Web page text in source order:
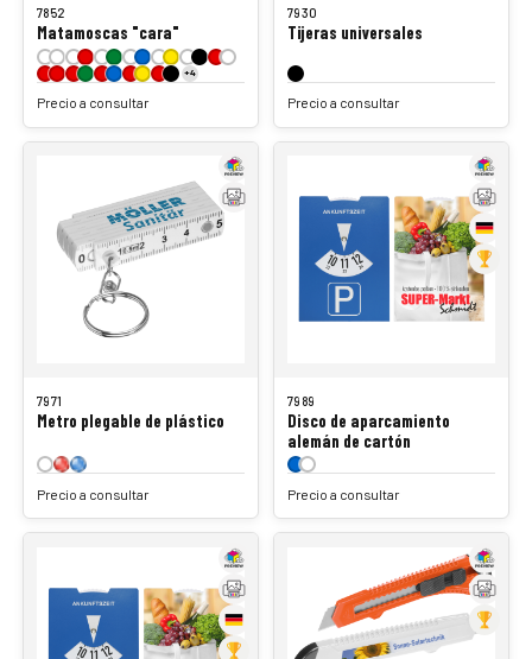
7852
Matamoscas "cara"
+4
Precio a consultar
7930
Tijeras universales
Precio a consultar
7971
Metro plegable de plástico
Precio a consultar
7989
Disco de aparcamiento
alemán de cartón
Precio a consultar